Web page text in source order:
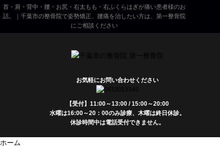
首・肩・背中・腰・お尻・右太もも・右ふくらはぎが痛い患者様のお
話。｜千葉市の整骨院で姿勢矯正、腰痛を治したい方は、第一整骨院
にご相談ください
お気軽にお問い合わせください
【受付】11:00～13:00 / 15:00～20:00
水曜は16:00～20：00のみ診療、木曜は終日休診。
休診時間中は電話受付できません。
ホーム